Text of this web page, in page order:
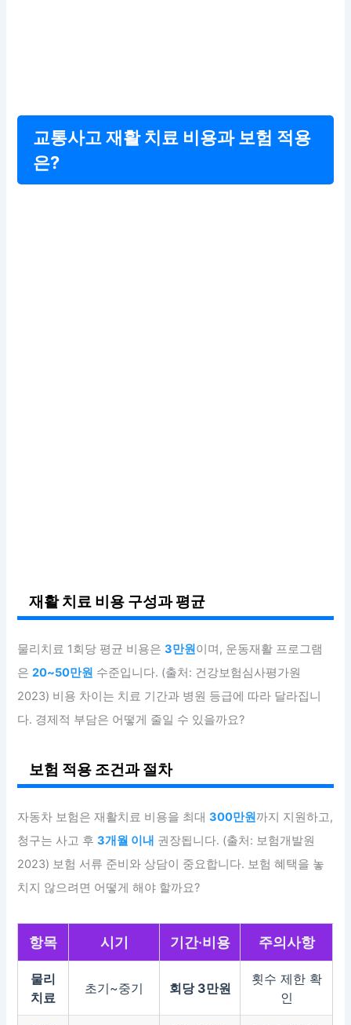
교통사고 재활 치료 비용과 보험 적용
은?
재활 치료 비용 구성과 평균
물리치료 1회당 평균 비용은3만원이며, 운동재활 프로그램
은20~50만원 수준입니다. (출처: 건강보험심사평가원
2023) 비용 차이는 치료 기간과 병원 등급에 따라 달라집니
다. 경제적 부담은 어떻게 줄일 수 있을까요?
보험 적용 조건과 절차
자동차 보험은 재활치료 비용을 최대300만원까지 지원하고,
청구는 사고 후3개월 이내 권장됩니다. (출처: 보험개발원
2023) 보험 서류 준비와 상담이 중요합니다. 보험 혜택을 놓
치지 않으려면 어떻게 해야 할까요?
항목 시기 기간·비용 주의사항
물리
치료
초기~중기 회당 3만원
횟수 제한 확
인